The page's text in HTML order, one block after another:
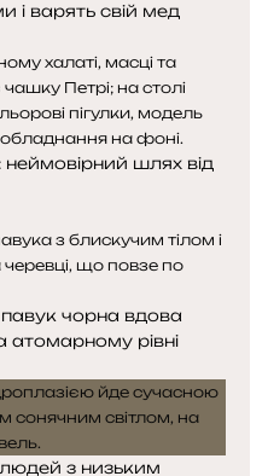
варять свій мед
неймовірний шлях від
чорна вдова
рівні
з низьким